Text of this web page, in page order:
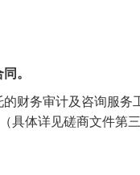
。
财务审计及咨询服务
具体详见磋商文件第